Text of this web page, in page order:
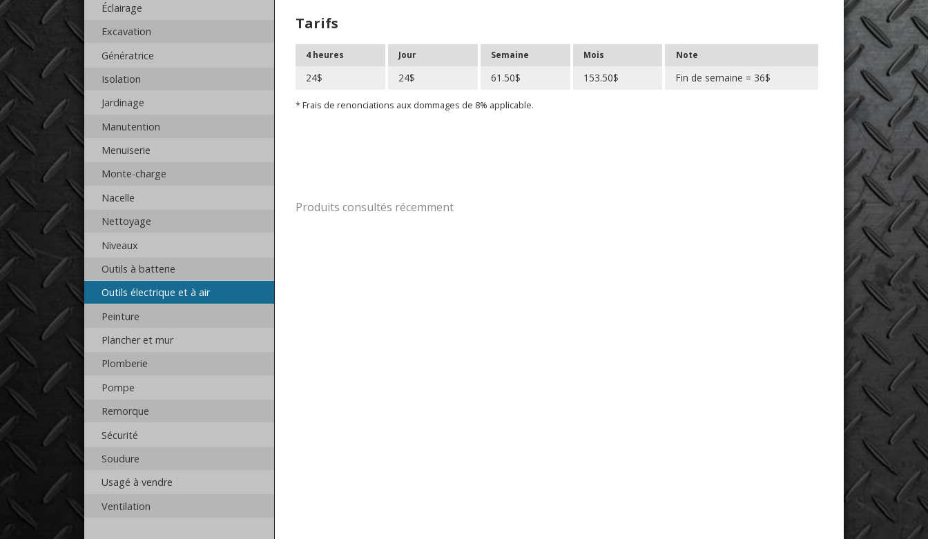
Éclairage
Excavation
Génératrice
Isolation
Jardinage
Manutention
Menuiserie
Monte-charge
Nacelle
Nettoyage
Niveaux
Outils à batterie
Outils électrique et à air
Peinture
Plancher et mur
Plomberie
Pompe
Remorque
Sécurité
Soudure
Usagé à vendre
Ventilation
Tarifs
4 heures Jour Semaine Mois Note
24$ 24$ 61.50$ 153.50$ Fin de semaine = 36$
* Frais de renonciations aux dommages de 8% applicable.
Produits consultés récemment